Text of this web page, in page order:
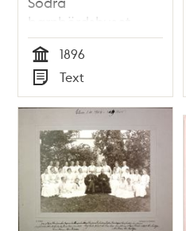
barnbördshuset
1896
Tid
1896
Typ
Text